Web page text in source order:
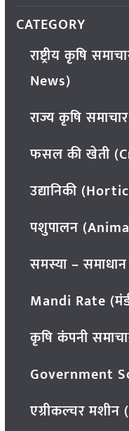
CATEGORY
राष्ट्रीय कृषि
News)
राज्य कृषि
फसल की खेती
उद्यानिकी
पशुपालन
समस्या –
Mandi Rate
कृषि कंपनी
Government
एग्रीकल्चर